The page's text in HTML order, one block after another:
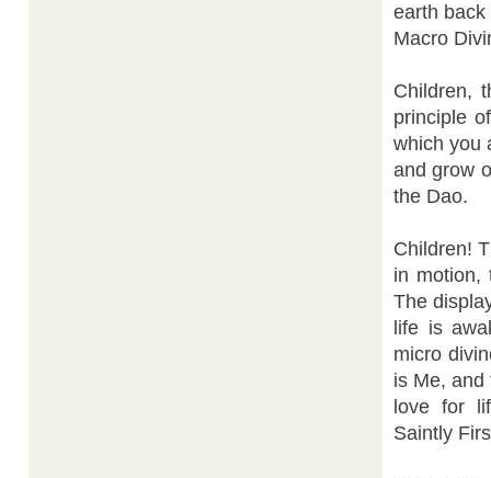
earth back
Macro
Children,
principle
which you
and grow
the Dao.
Children!
in motion,
The
life is
micro
is Me, and
love for
Saintly